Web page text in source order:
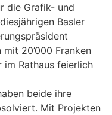
die Grafik- und
Basler
20’000 Franken
im Rathaus feierlich
beide ihre
Mit Projekten